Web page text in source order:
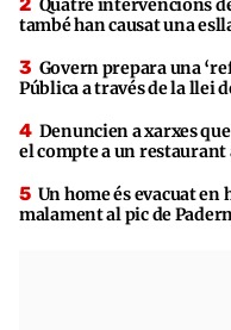
també han causat una
Govern prepara una
Pública a través de la llei
Denuncien a xarxes
el compte a un restaurant
Un home és evacuat
malament al pic de Padern